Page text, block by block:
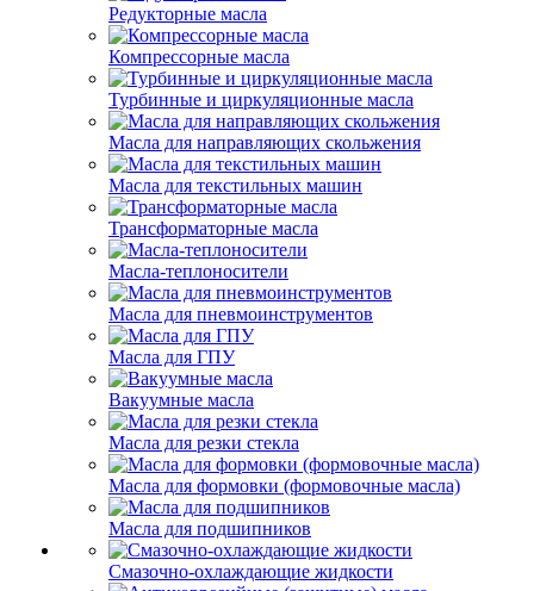
Редукторные масла
Компрессорные масла
Турбинные и циркуляционные масла
Масла для направляющих скольжения
Масла для текстильных машин
Трансформаторные масла
Масла-теплоносители
Масла для пневмоинструментов
Масла для ГПУ
Вакуумные масла
Масла для резки стекла
Масла для формовки (формовочные масла)
Масла для подшипников
Смазочно-охлаждающие жидкости